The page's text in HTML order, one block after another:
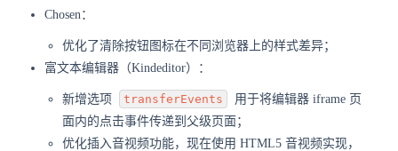
Chosen：
优化了清除按钮图标在不同浏览器上的样式差异；
富文本编辑器（Kindeditor）：
新增选项 transferEvents
用于将编辑器 iframe 页
面内的点击事件传递到父级页面；
优化插入音视频功能，现在使用 HTML5 音视频实现，